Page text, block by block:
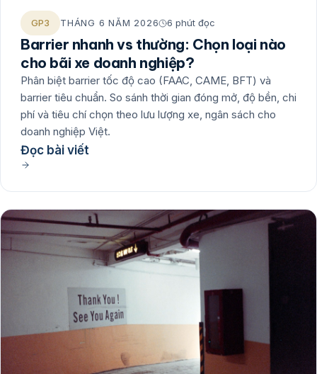
GP3 THÁNG 6 NĂM 2026 6 phút đọc
Barrier nhanh vs thường: Chọn loại nào
cho bãi xe doanh nghiệp?
Phân biệt barrier tốc độ cao (FAAC, CAME, BFT) và
barrier tiêu chuẩn. So sánh thời gian đóng mở, độ bền, chi
phí và tiêu chí chọn theo lưu lượng xe, ngân sách cho
doanh nghiệp Việt.
Đọc bài viết